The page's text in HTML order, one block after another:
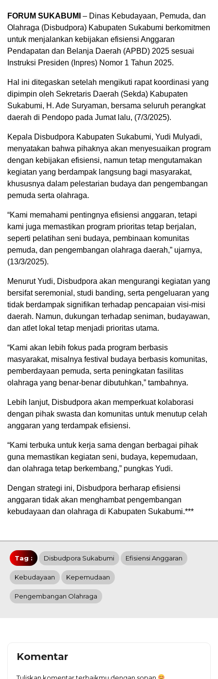
FORUM SUKABUMI – Dinas Kebudayaan, Pemuda, dan
Olahraga (Disbudpora) Kabupaten Sukabumi berkomitmen
untuk menjalankan kebijakan efisiensi Anggaran
Pendapatan dan Belanja Daerah (APBD) 2025 sesuai
Instruksi Presiden (Inpres) Nomor 1 Tahun 2025.
Hal ini ditegaskan setelah mengikuti rapat koordinasi yang
dipimpin oleh Sekretaris Daerah (Sekda) Kabupaten
Sukabumi, H. Ade Suryaman, bersama seluruh perangkat
daerah di Pendopo pada Jumat lalu, (7/3/2025).
Kepala Disbudpora Kabupaten Sukabumi, Yudi Mulyadi,
menyatakan bahwa pihaknya akan menyesuaikan program
dengan kebijakan efisiensi, namun tetap mengutamakan
kegiatan yang berdampak langsung bagi masyarakat,
khususnya dalam pelestarian budaya dan pengembangan
pemuda serta olahraga.
“Kami memahami pentingnya efisiensi anggaran, tetapi
kami juga memastikan program prioritas tetap berjalan,
seperti pelatihan seni budaya, pembinaan komunitas
pemuda, dan pengembangan olahraga daerah,” ujarnya,
(13/3/2025).
Menurut Yudi, Disbudpora akan mengurangi kegiatan yang
bersifat seremonial, studi banding, serta pengeluaran yang
tidak berdampak signifikan terhadap pencapaian visi-misi
daerah. Namun, dukungan terhadap seniman, budayawan,
dan atlet lokal tetap menjadi prioritas utama.
“Kami akan lebih fokus pada program berbasis
masyarakat, misalnya festival budaya berbasis komunitas,
pemberdayaan pemuda, serta peningkatan fasilitas
olahraga yang benar-benar dibutuhkan,” tambahnya.
Lebih lanjut, Disbudpora akan memperkuat kolaborasi
dengan pihak swasta dan komunitas untuk menutup celah
anggaran yang terdampak efisiensi.
“Kami terbuka untuk kerja sama dengan berbagai pihak
guna memastikan kegiatan seni, budaya, kepemudaan,
dan olahraga tetap berkembang,” pungkas Yudi.
Dengan strategi ini, Disbudpora berharap efisiensi
anggaran tidak akan menghambat pengembangan
kebudayaan dan olahraga di Kabupaten Sukabumi.***
Tag : Disbudpora Sukabumi Efisiensi Anggaran
Kebudayaan Kepemudaan
Pengembangan Olahraga
Komentar